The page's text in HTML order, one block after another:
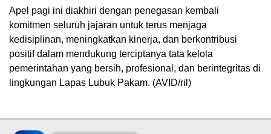
Apel pagi ini diakhiri dengan penegasan kembali
komitmen seluruh jajaran untuk terus menjaga
kedisiplinan, meningkatkan kinerja, dan berkontribusi
positif dalam mendukung terciptanya tata kelola
pemerintahan yang bersih, profesional, dan berintegritas di
lingkungan Lapas Lubuk Pakam. (AVID/ril)